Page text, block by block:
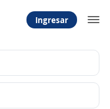
Ingresar